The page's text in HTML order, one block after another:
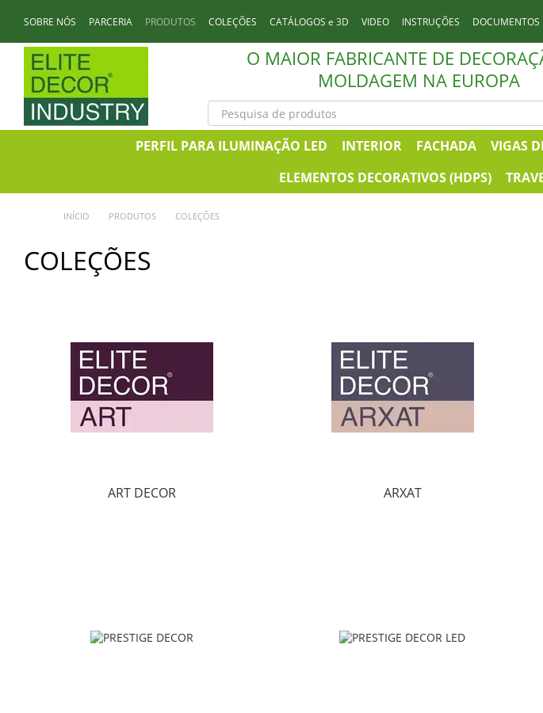
SOBRE NÓS PARCERIA PRODUTOS COLEÇÕES CATÁLOGOS e 3D VIDEO INSTRUÇÕES DOCUMENTOS
O MAIOR FABRICANTE DE
MOLDAGEM NA EUROPA
PERFIL PARA ILUMINAÇÃO LED INTERIOR FACHADA VIGAS
ELEMENTOS DECORATIVOS (HDPS)
INÍCIO PRODUTOS COLEÇÕES
COLEÇÕES
ART DECOR ARXAT